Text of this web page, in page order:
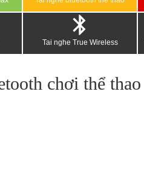
Tai nghe True Wireless
chơi thể thao